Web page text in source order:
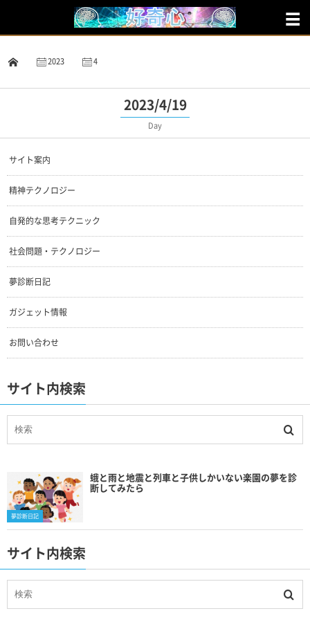
2023 4
2023/4/19
Day
サイト案内
精神テクノロジー
自発的な思考テクニック
社会問題・テクノロジー
夢診断日記
ガジェット情報
お問い合わせ
サイト内検索
夢診断日記
蛾と雨と地震と列車と子供しかいない楽園の夢を診
断してみたら
サイト内検索